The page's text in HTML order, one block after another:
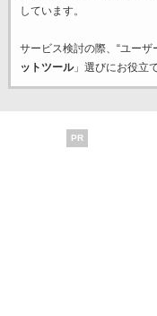
しています。
サービス検討の際、“ユーザ
ットツール」選びにお役立
PR